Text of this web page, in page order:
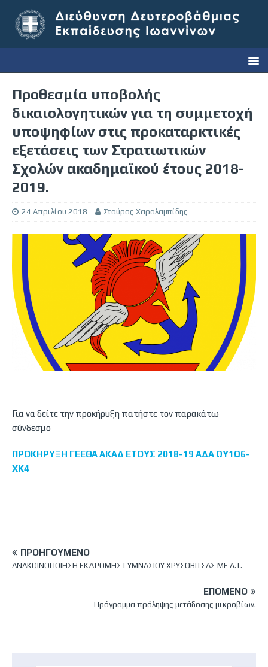
Προθεσμία υποβολής
δικαιολογητικών για τη συμμετοχή
υποψηφίων στις προκαταρκτικές
εξετάσεις των Στρατιωτικών
Σχολών ακαδημαϊκού έτους 2018-
2019.
24 Απριλίου 2018 Σταύρος Χαραλαμπίδης
Για να δείτε την προκήρυξη πατήστε τον παρακάτω
σύνδεσμο
ΠΡΟΚΗΡΥΞΗ ΓΕΕΘΑ ΑΚΑΔ ΕΤΟΥΣ 2018-19 ΑΔΑ ΩΥ1Ω6-
ΧΚ4
ΠΡΟΗΓΟΎΜΕΝΟ
ΑΝΑΚΟΙΝΟΠΟΙΗΣΗ ΕΚΔΡΟΜΗΣ ΓΥΜΝΑΣΙΟΥ ΧΡΥΣΟΒΙΤΣΑΣ ΜΕ Λ.Τ.
ΕΠΌΜΕΝΟ
Πρόγραμμα πρόληψης μετάδοσης μικροβίων.